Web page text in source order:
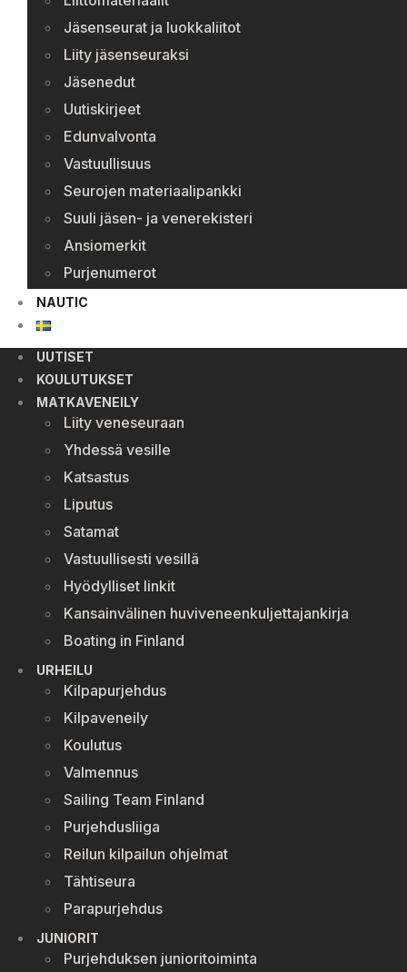
Jäsenseurat ja luokkaliitot
Liity jäsenseuraksi
Jäsenedut
Uutiskirjeet
Edunvalvonta
Vastuullisuus
Seurojen materiaalipankki
Suuli jäsen- ja venerekisteri
Ansiomerkit
Purjenumerot
NAUTIC
UUTISET
KOULUTUKSET
MATKAVENEILY
Liity veneseuraan
Yhdessä vesille
Katsastus
Liputus
Satamat
Vastuullisesti vesillä
Hyödylliset linkit
Kansainvälinen huviveneenkuljettajankirja
Boating in Finland
URHEILU
Kilpapurjehdus
Kilpaveneily
Koulutus
Valmennus
Sailing Team Finland
Purjehdusliiga
Reilun kilpailun ohjelmat
Tähtiseura
Parapurjehdus
JUNIORIT
Purjehduksen junioritoiminta